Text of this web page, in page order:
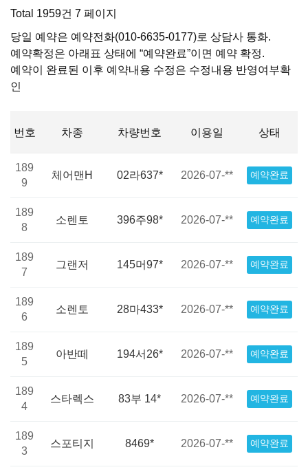
Total 1959건 7 페이지
당일 예약은 예약전화(010-6635-0177)로 상담사 통화.
예약확정은 아래표 상태에 “예약완료”이면 예약 확정.
예약이 완료된 이후 예약내용 수정은 수정내용 반영여부확
인
번호 차종 차량번호 이용일 상태
189
9
체어맨H 02라637* 2026-07-** 예약완료
189
8
소렌토 396주98* 2026-07-** 예약완료
189
7
그랜저 145머97* 2026-07-** 예약완료
189
6
소렌토 28마433* 2026-07-** 예약완료
189
5
아반떼 194서26* 2026-07-** 예약완료
189
4
스타렉스 83부 14* 2026-07-** 예약완료
189
3
스포티지 8469* 2026-07-** 예약완료